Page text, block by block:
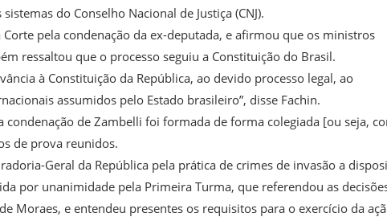
do Conselho Nacional de Justiça (CNJ).
pela condenação da ex-deputada, e afirmou que os ministros
ressaltou que o processo seguiu a Constituição do Brasil.
à Constituição da República, ao devido processo legal, ao
assumidos pelo Estado brasileiro”, disse Fachin.
de Zambelli foi formada de forma colegiada [ou seja,
de prova reunidos.
Geral da República pela prática de crimes de invasão a
por unanimidade pela Primeira Turma, que referendou as
Moraes, e entendeu presentes os requisitos para o exercício da